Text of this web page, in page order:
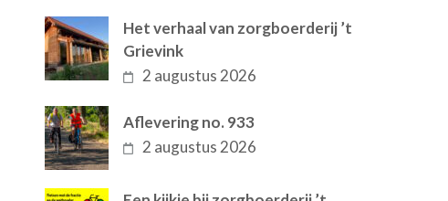
Het verhaal van zorgboerderij ’t
Grievink
2 augustus 2026
Aflevering no. 933
2 augustus 2026